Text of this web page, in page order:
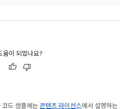
움이 되었나요?
드 샘플에는 콘텐츠 라이선스에서 설명하는